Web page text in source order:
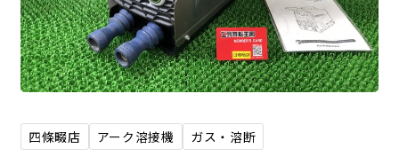
四條畷店 アーク溶接機 ガス・溶断